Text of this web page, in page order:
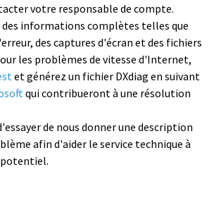
votre responsable de compte.
des informations complètes telles que
des captures d'écran et des fichiers
les problèmes de vitesse d'Internet,
et générez un fichier DXdiag en suivant
qui contribueront à une résolution
de nous donner une description
afin d'aider le service technique à